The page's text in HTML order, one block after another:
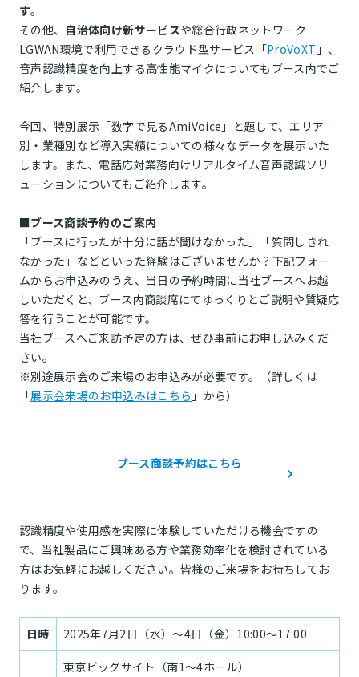
す。
その他、 自治体向け新サービスや総合行政ネットワーク
LGWAN環境で利用できるクラウド型サービス「ProVoXT 」、
音声認識精度を向上する高性能マイクについてもブース内でご
紹介します。
今回、特別展示「数字で見るAmiVoice」と題して、エリア
別・業種別など導入実績についての様々なデータを展示いた
します。また、電話応対業務向けリアルタイム音声認識ソリ
ューションについてもご紹介します。
■ブース商談予約のご案内
「ブースに行ったが十分に話が聞けなかった」「質問しきれ
なかった」などといった経験はございませんか？下記フォー
ムからお申込みのうえ、当日の予約時間に当社ブースへお越
しいただくと、ブース内商談席にてゆっくりとご説明や質疑応
答を行うことが可能です。
当社ブースへご来訪予定の方は、ぜひ事前にお申し込みくだ
さい。
※別途展示会のご来場のお申込みが必要です。（詳しくは
「展示会来場のお申込みはこちら 」から）
ブース商談予約はこちら
認識精度や使用感を実際に体験していただける機会ですの
で、当社製品にご興味ある方や業務効率化を検討されている
方はお気軽にお越しください。皆様のご来場をお待ちしてお
ります。
日時 2025年7月2日（水）〜4日（金）10:00～17:00
東京ビッグサイト（南1～4ホール）